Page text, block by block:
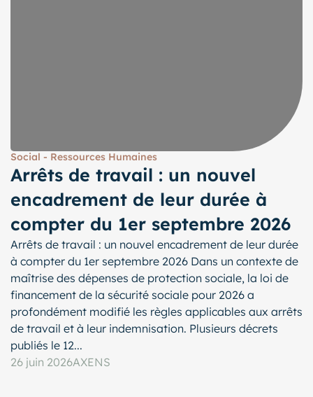
Social - Ressources Humaines
Arrêts de travail : un nouvel
encadrement de leur durée à
compter du 1er septembre 2026
Arrêts de travail : un nouvel encadrement de leur durée
à compter du 1er septembre 2026 Dans un contexte de
maîtrise des dépenses de protection sociale, la loi de
financement de la sécurité sociale pour 2026 a
profondément modifié les règles applicables aux arrêts
de travail et à leur indemnisation. Plusieurs décrets
publiés le 12...
26 juin 2026AXENS